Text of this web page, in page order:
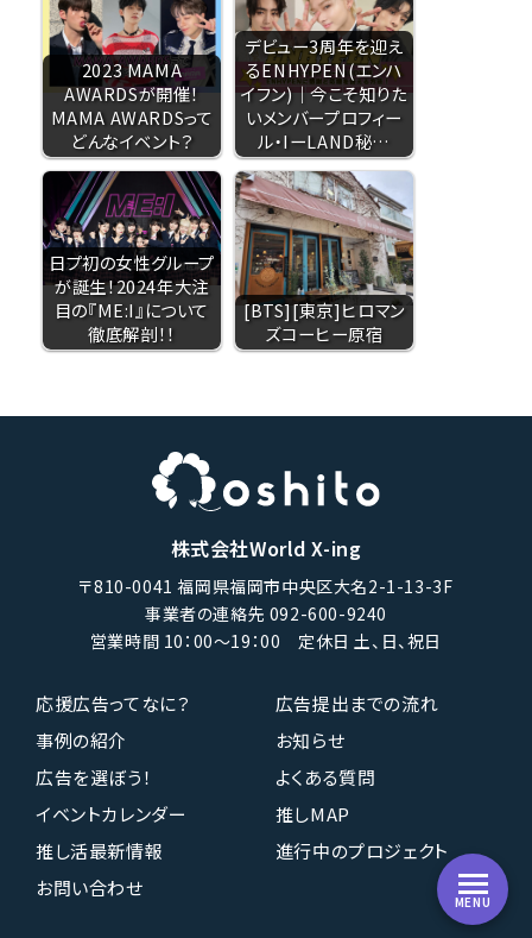
2023 MAMA
AWARDSが開催！
MAMA AWARDSって
どんなイベント？
デビュー3周年を迎え
るENHYPEN(エンハ
イフン)｜今こそ知りた
いメンバープロフィー
ル・IーLAND秘…
日プ初の女性グループ
が誕生！2024年大注
目の『ME:I』について
徹底解剖！！
[BTS][東京]ヒロマン
ズコーヒー原宿
株式会社World X-ing
〒810-0041 福岡県福岡市中央区大名2-1-13-3F
事業者の連絡先 092-600-9240
営業時間 10：00〜19：00 定休日 土、日、祝日
MENU
応援広告ってなに？
広告提出までの流れ
事例の紹介
お知らせ
広告を選ぼう！
よくある質問
イベントカレンダー
推しMAP
推し活最新情報
進行中のプロジェクト
お問い合わせ